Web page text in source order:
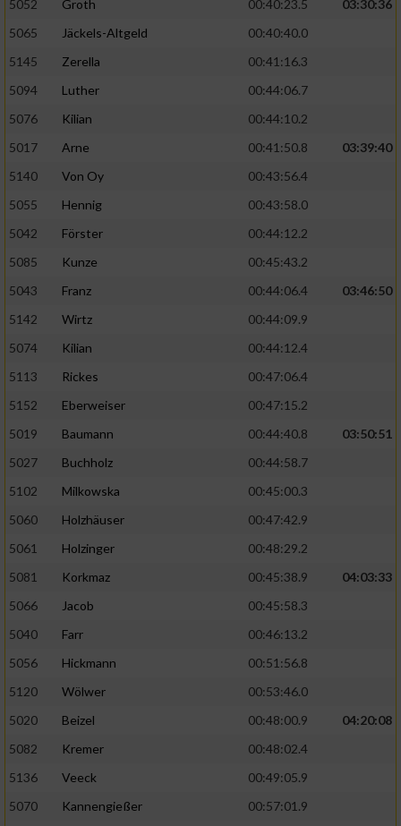
5052 Groth 00:40:23.5
03:30:36
5065
Jäckels-Altgeld
00:40:40.0
5145
Zerella
00:41:16.3
5094
Luther
00:44:06.7
5076
Kilian
00:44:10.2
5017
Arne 00:41:50.8
03:39:40
5140
Von Oy
00:43:56.4
5055
Hennig
00:43:58.0
5042
Förster
00:44:12.2
5085
Kunze
00:45:43.2
5043
Franz 00:44:06.4
03:46:50
5142
Wirtz
00:44:09.9
5074
Kilian
00:44:12.4
5113
Rickes
00:47:06.4
5152
Eberweiser
00:47:15.2
5019
Baumann 00:44:40.8
03:50:51
5027
Buchholz
00:44:58.7
5102
Milkowska
00:45:00.3
5060
Holzhäuser
00:47:42.9
5061
Holzinger
00:48:29.2
5081
Korkmaz 00:45:38.9
04:03:33
5066
Jacob
00:45:58.3
5040
Farr
00:46:13.2
5056
Hickmann
00:51:56.8
5120
Wölwer
00:53:46.0
5020
Beizel 00:48:00.9
04:20:08
5082
Kremer
00:48:02.4
5136
Veeck
00:49:05.9
5070
Kannengießer
00:57:01.9